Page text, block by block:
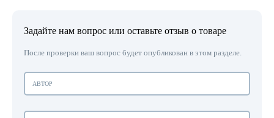
Задайте нам вопрос или оставьте отзыв о товаре
После проверки ваш вопрос будет опубликован в этом разделе.